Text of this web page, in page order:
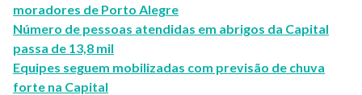
moradores de Porto Alegre
Número de pessoas atendidas em abrigos da Capital
passa de 13,8 mil
Equipes seguem mobilizadas com previsão de chuva
forte na Capital